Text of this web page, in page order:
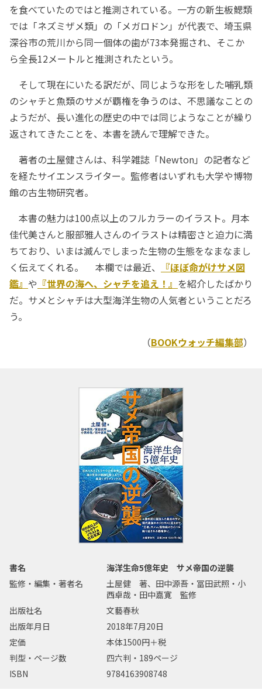
を食べていたのではと推測されている。一方の新生板鰓類
では「ネズミザメ類」の「メガロドン」が代表で、埼玉県
深谷市の荒川から同一個体の歯が73本発掘され、そこか
ら全長12メートルと推測されたという。
そして現在にいたる訳だが、同じような形をした哺乳類
のシャチと魚類のサメが覇権を争うのは、不思議なことの
ようだが、長い進化の歴史の中では同じようなことが繰り
返されてきたことを、本書を読んで理解できた。
著者の土屋健さんは、科学雑誌「Newton」の記者など
を経たサイエンスライター。監修者はいずれも大学や博物
館の古生物研究者。
本書の魅力は100点以上のフルカラーのイラスト。月本
佳代美さんと服部雅人さんのイラストは精密さと迫力に満
ちており、いまは滅んでしまった生物の生態をなまなまし
く伝えてくれる。 本欄では最近、
『ほぼ命がけサメ図
鑑』 や 『世界の海へ、シャチを追え！』 を紹介したばかり
だ。サメとシャチは大型海洋生物の人気者ということだろ
う。
（BOOKウォッチ編集部）
書名
海洋生命5億年史 サメ帝国の逆襲
監修・編集・著者名
土屋健 著、田中源吾・冨田武照・小
西卓哉・田中嘉寛 監修
出版社名
文藝春秋
出版年月日
2018年7月20日
定価
本体1500円＋税
判型・ページ数
四六判・189ページ
ISBN
9784163908748